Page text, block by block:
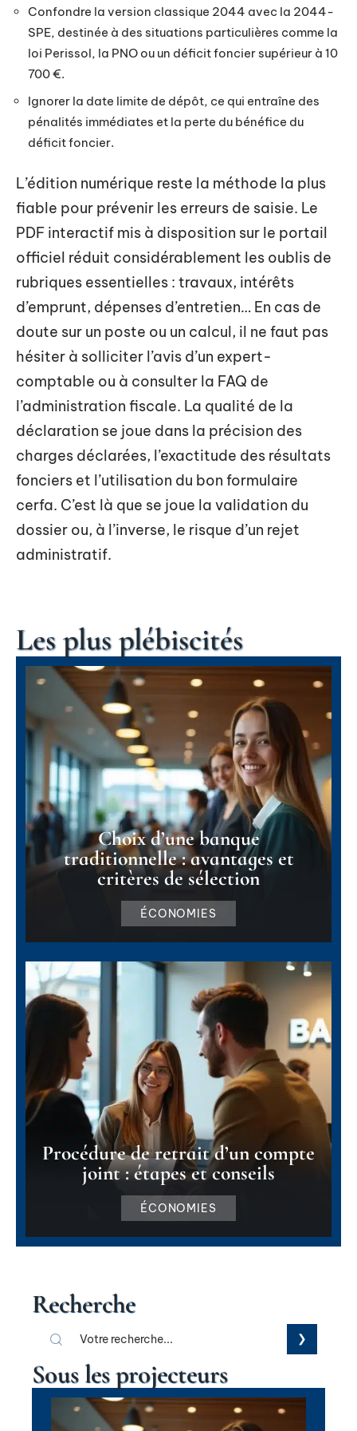
Confondre la version classique 2044 avec la 2044-
SPE, destinée à des situations particulières comme la
loi Perissol, la PNO ou un déficit foncier supérieur à 10
700 €.
Ignorer la date limite de dépôt, ce qui entraîne des
pénalités immédiates et la perte du bénéfice du
déficit foncier.
L’édition numérique reste la méthode la plus
fiable pour prévenir les erreurs de saisie. Le
PDF interactif mis à disposition sur le portail
officiel réduit considérablement les oublis de
rubriques essentielles : travaux, intérêts
d’emprunt, dépenses d’entretien… En cas de
doute sur un poste ou un calcul, il ne faut pas
hésiter à solliciter l’avis d’un expert-
comptable ou à consulter la FAQ de
l’administration fiscale. La qualité de la
déclaration se joue dans la précision des
charges déclarées, l’exactitude des résultats
fonciers et l’utilisation du bon formulaire
cerfa. C’est là que se joue la validation du
dossier ou, à l’inverse, le risque d’un rejet
administratif.
Les plus plébiscités
Choix d’une banque
traditionnelle : avantages et
critères de sélection
ÉCONOMIES
Procédure de retrait d’un compte
joint : étapes et conseils
ÉCONOMIES
Recherche
Sous les projecteurs